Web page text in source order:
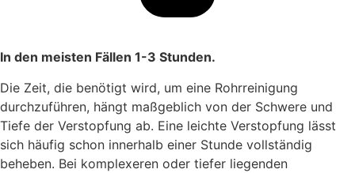
In den meisten Fällen 1-3 Stunden.
Die Zeit, die benötigt wird, um eine Rohrreinigung
durchzuführen, hängt maßgeblich von der Schwere und
Tiefe der Verstopfung ab. Eine leichte Verstopfung lässt
sich häufig schon innerhalb einer Stunde vollständig
beheben. Bei komplexeren oder tiefer liegenden